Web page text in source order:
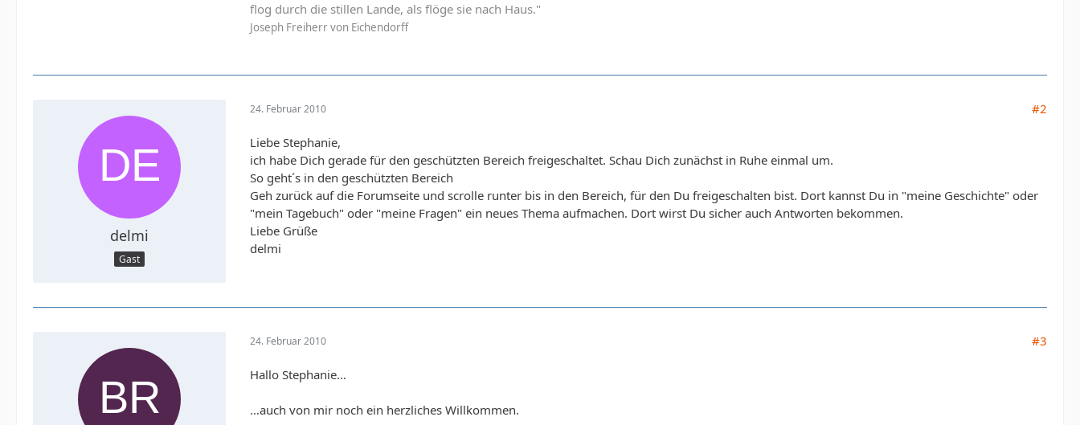
flog durch die stillen Lande, als flöge sie nach Haus."
Joseph Freiherr von Eichendorff
delmi
Gast
24. Februar 2010 #2
Liebe Stephanie,
ich habe Dich gerade für den geschützten Bereich freigeschaltet. Schau Dich zunächst in Ruhe einmal um.
So geht´s in den geschützten Bereich
Geh zurück auf die Forumseite und scrolle runter bis in den Bereich, für den Du freigeschalten bist. Dort kannst Du in "meine Geschichte" oder
"mein Tagebuch" oder "meine Fragen" ein neues Thema aufmachen. Dort wirst Du sicher auch Antworten bekommen.
Liebe Grüße
delmi
24. Februar 2010 #3
Hallo Stephanie…
…auch von mir noch ein herzliches Willkommen.